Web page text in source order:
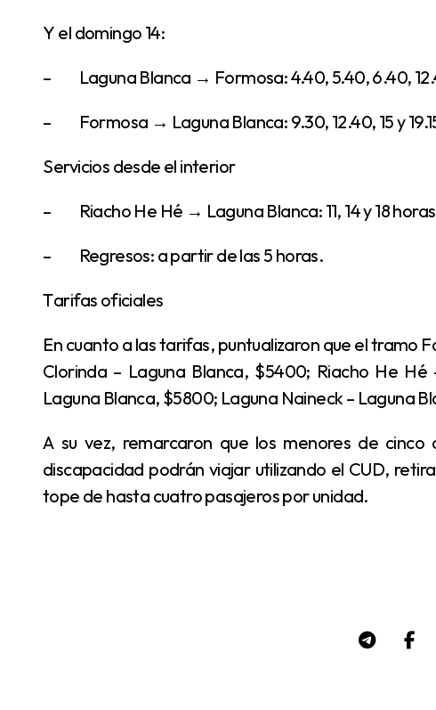
Y el domingo 14:
– Laguna Blanca → Formosa: 4.40, 5.40, 6.40,
– Formosa → Laguna Blanca: 9.30, 12.40, 15 y
Servicios desde el interior
– Riacho He Hé → Laguna Blanca: 11, 14 y 18
– Regresos: a partir de las 5 horas.
Tarifas oficiales
En cuanto a las tarifas, puntualizaron que el tramo Formosa – Laguna Blanca estará $11.800; el de
Clorinda – Laguna Blanca, $5400; Riacho He
Laguna Blanca, $5800; Laguna Naineck – Laguna
A su vez, remarcaron que los menores de cinco años no abonan pasaje y las personas con
discapacidad podrán viajar utilizando el CUD,
tope de hasta cuatro pasajeros por unidad.